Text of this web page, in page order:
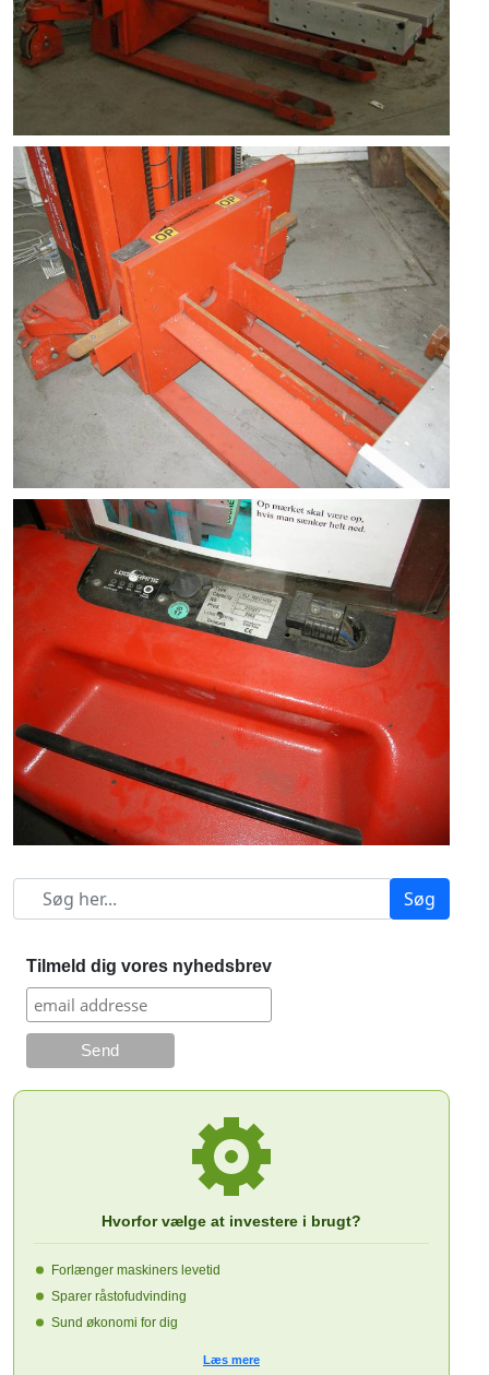
Søg
Tilmeld dig vores nyhedsbrev
Hvorfor vælge at investere i brugt?
Forlænger maskiners levetid
Sparer råstofudvinding
Sund økonomi for dig
Læs mere